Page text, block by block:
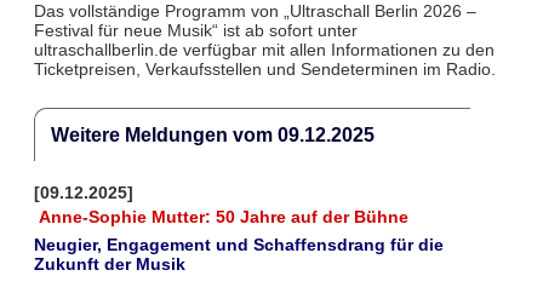
Das vollständige Programm von „Ultraschall Berlin 2026 –
Festival für neue Musik“ ist ab sofort unter
ultraschallberlin.de verfügbar mit allen Informationen zu den
Ticketpreisen, Verkaufsstellen und Sendeterminen im Radio.
Weitere Meldungen vom 09.12.2025
[09.12.2025]
Anne-Sophie Mutter: 50 Jahre auf der Bühne
Neugier, Engagement und Schaffensdrang für die
Zukunft der Musik